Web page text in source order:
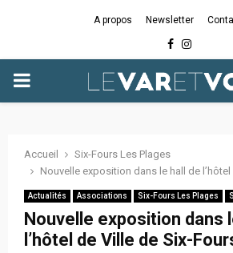
A propos Newsletter
Facebook
PRIMARY
Accueil
Six-Fours Les Plages
Nouvelle exposition dans le hall de
Actualités Associations Six-Fours Les Plages
Nouvelle exposition dans
l’hôtel de Ville de Six-